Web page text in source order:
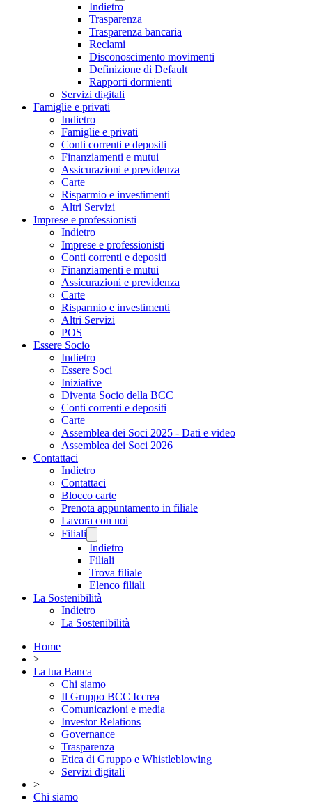
Indietro
Trasparenza
Trasparenza bancaria
Reclami
Disconoscimento movimenti
Definizione di Default
Rapporti dormienti
Servizi digitali
Famiglie e privati
Indietro
Famiglie e privati
Conti correnti e depositi
Finanziamenti e mutui
Assicurazioni e previdenza
Carte
Risparmio e investimenti
Altri Servizi
Imprese e professionisti
Indietro
Imprese e professionisti
Conti correnti e depositi
Finanziamenti e mutui
Assicurazioni e previdenza
Carte
Risparmio e investimenti
Altri Servizi
POS
Essere Socio
Indietro
Essere Soci
Iniziative
Diventa Socio della BCC
Conti correnti e depositi
Carte
Assemblea dei Soci 2025 - Dati e video
Assemblea dei Soci 2026
Contattaci
Indietro
Contattaci
Blocco carte
Prenota appuntamento in filiale
Lavora con noi
Filiali
Indietro
Filiali
Trova filiale
Elenco filiali
La Sostenibilità
Indietro
La Sostenibilità
Home
>
La tua Banca
Chi siamo
Il Gruppo BCC Iccrea
Comunicazioni e media
Investor Relations
Governance
Trasparenza
Etica di Gruppo e Whistleblowing
Servizi digitali
>
Chi siamo